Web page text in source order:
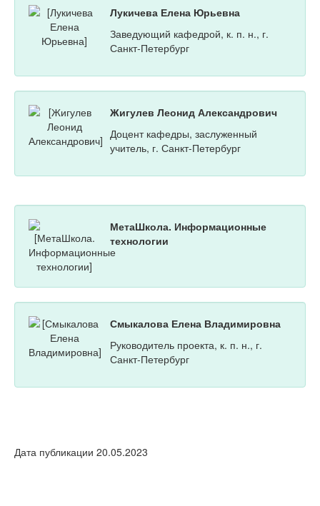
Лукичева Елена Юрьевна
Заведующий кафедрой, к. п. н., г.
Санкт-Петербург
Жигулев Леонид Александрович
Доцент кафедры, заслуженный
учитель, г. Санкт-Петербург
МетаШкола. Информационные
технологии
Смыкалова Елена Владимировна
Руководитель проекта, к. п. н., г.
Санкт-Петербург
Дата публикации 20.05.2023